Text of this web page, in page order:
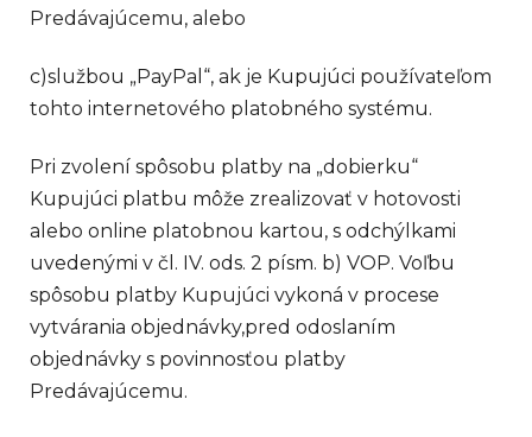
Predávajúcemu, alebo
c)službou „PayPal“, ak je Kupujúci používateľom
tohto internetového platobného systému.
Pri zvolení spôsobu platby na „dobierku“
Kupujúci platbu môže zrealizovať v hotovosti
alebo online platobnou kartou, s odchýlkami
uvedenými v čl. IV. ods. 2 písm. b) VOP. Voľbu
spôsobu platby Kupujúci vykoná v procese
vytvárania objednávky,pred odoslaním
objednávky s povinnosťou platby
Predávajúcemu.